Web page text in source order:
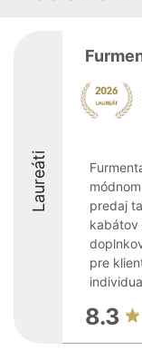
Laureáti
predaj
kabátov
pre
8.3